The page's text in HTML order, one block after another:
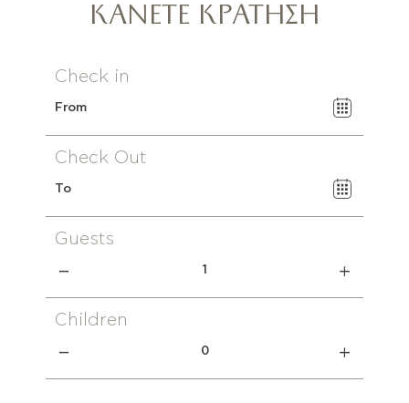
ΚΑΝΕΤΕ ΚΡΑΤΗΣΗ
Check in
Check Out
Guests
1
Children
0